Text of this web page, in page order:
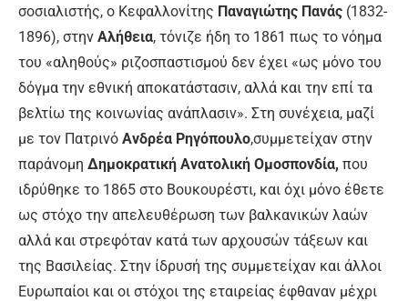
σοσιαλιστής, ο Κεφαλλονίτης Παναγιώτης Πανάς (1832-
1896), στην Αλήθεια, τόνιζε ήδη το 1861 πως το νόημα
του «αληθούς» ριζοσπαστισμού δεν έχει «ως μόνο του
δόγμα την εθνική αποκατάστασιν, αλλά και την επί τα
βελτίω της κοινωνίας ανάπλασιν». Στη συνέχεια, μαζί
με τον Πατρινό Ανδρέα Ρηγόπουλο,συμμετείχαν στην
παράνομη Δημοκρατική Ανατολική Ομοσπονδία, που
ιδρύθηκε το 1865 στο Βουκουρέστι, και όχι μόνο έθετε
ως στόχο την απελευθέρωση των βαλκανικών λαών
αλλά και στρεφόταν κατά των αρχουσών τάξεων και
της Βασιλείας. Στην ίδρυσή της συμμετείχαν και άλλοι
Ευρωπαίοι και οι στόχοι της εταιρείας έφθαναν μέχρι